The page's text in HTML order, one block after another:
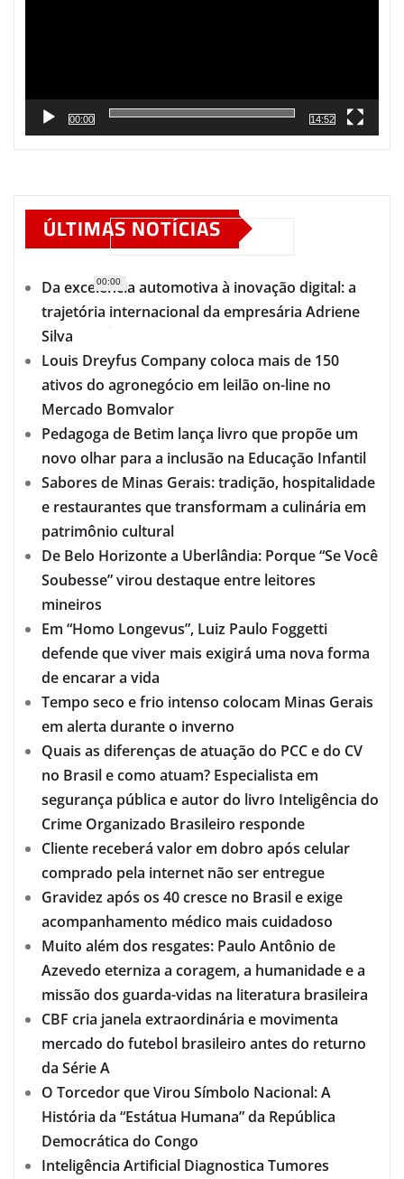
00:00
00:00
14:52
ÚLTIMAS NOTÍCIAS
Da excelência automotiva à inovação digital: a
trajetória internacional da empresária Adriene
Silva
Louis Dreyfus Company coloca mais de 150
ativos do agronegócio em leilão on-line no
Mercado Bomvalor
Pedagoga de Betim lança livro que propõe um
novo olhar para a inclusão na Educação Infantil
Sabores de Minas Gerais: tradição, hospitalidade
e restaurantes que transformam a culinária em
patrimônio cultural
De Belo Horizonte a Uberlândia: Porque “Se Você
Soubesse” virou destaque entre leitores
mineiros
Em “Homo Longevus”, Luiz Paulo Foggetti
defende que viver mais exigirá uma nova forma
de encarar a vida
Tempo seco e frio intenso colocam Minas Gerais
em alerta durante o inverno
Quais as diferenças de atuação do PCC e do CV
no Brasil e como atuam? Especialista em
segurança pública e autor do livro Inteligência do
Crime Organizado Brasileiro responde
Cliente receberá valor em dobro após celular
comprado pela internet não ser entregue
Gravidez após os 40 cresce no Brasil e exige
acompanhamento médico mais cuidadoso
Muito além dos resgates: Paulo Antônio de
Azevedo eterniza a coragem, a humanidade e a
missão dos guarda-vidas na literatura brasileira
CBF cria janela extraordinária e movimenta
mercado do futebol brasileiro antes do returno
da Série A
O Torcedor que Virou Símbolo Nacional: A
História da “Estátua Humana” da República
Democrática do Congo
Inteligência Artificial Diagnostica Tumores